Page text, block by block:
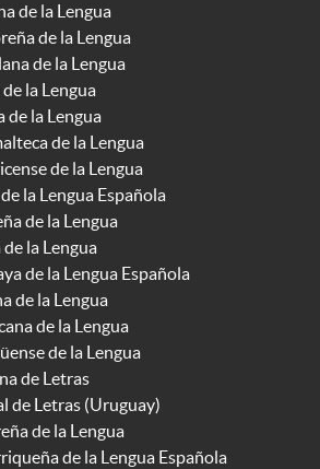
de la Lengua
de la Lengua
de la Lengua
la Lengua
de la Lengua
de la Lengua
de la Lengua
la Lengua Española
de la Lengua
la Lengua
de la Lengua Española
de la Lengua
de la Lengua
de la Lengua
de Letras
de Letras (Uruguay)
de la Lengua
de la Lengua Española